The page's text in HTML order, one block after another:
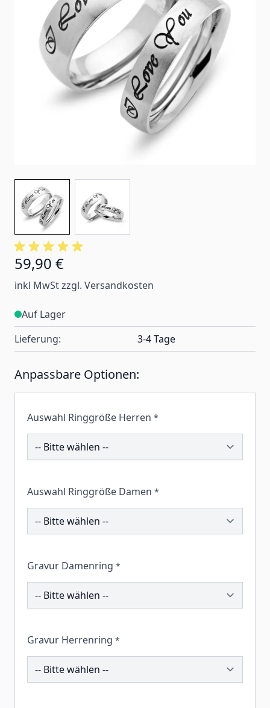
59,90 €
inkl MwSt zzgl. Versandkosten
Auf Lager
Lieferung:
3-4 Tage
Anpassbare Optionen:
Auswahl Ringgröße Herren *
195498
Auswahl Ringgröße Damen *
195554
Gravur Damenring *
195077
Gravur Herrenring *
195285